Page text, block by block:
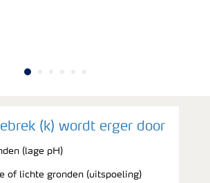
(k) wordt erger door
(lage pH)
of lichte gronden (uitspoeling)